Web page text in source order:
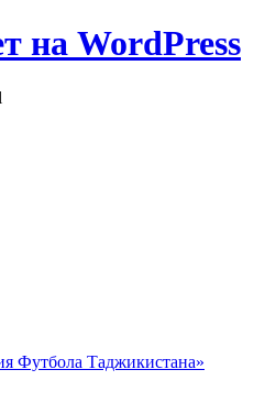
на WordPress
Футбола Таджикистана»